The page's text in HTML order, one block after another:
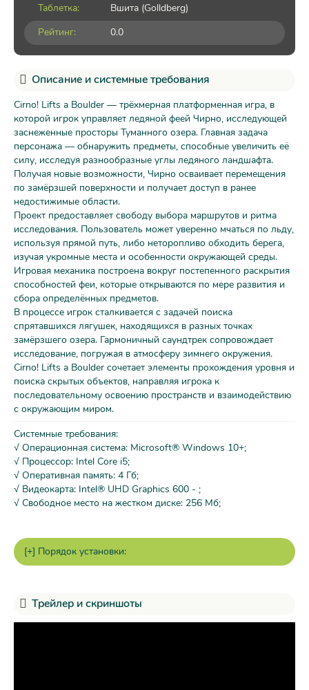
Таблетка:
Вшита (Golldberg)
Рейтинг:
0.0
Описание и системные требования
Cirno! Lifts a Boulder — трёхмерная платформенная игра, в
которой игрок управляет ледяной феей Чирно, исследующей
заснеженные просторы Туманного озера. Главная задача
персонажа — обнаружить предметы, способные увеличить её
силу, исследуя разнообразные углы ледяного ландшафта.
Получая новые возможности, Чирно осваивает перемещения
по замёрзшей поверхности и получает доступ в ранее
недостижимые области.
Проект предоставляет свободу выбора маршрутов и ритма
исследования. Пользователь может уверенно мчаться по льду,
используя прямой путь, либо неторопливо обходить берега,
изучая укромные места и особенности окружающей среды.
Игровая механика построена вокруг постепенного раскрытия
способностей феи, которые открываются по мере развития и
сбора определённых предметов.
В процессе игрок сталкивается с задачей поиска
спрятавшихся лягушек, находящихся в разных точках
замёрзшего озера. Гармоничный саундтрек сопровождает
исследование, погружая в атмосферу зимнего окружения.
Cirno! Lifts a Boulder сочетает элементы прохождения уровня и
поиска скрытых объектов, направляя игрока к
последовательному освоению пространств и взаимодействию
с окружающим миром.
Системные требования:
√ Операционная система: Microsoft® Windows 10+;
√ Процессор: Intel Core i5;
√ Оперативная память: 4 Гб;
√ Видеокарта: Intel® UHD Graphics 600 - ;
√ Свободное место на жестком диске: 256 Мб;
Трейлер и скриншоты